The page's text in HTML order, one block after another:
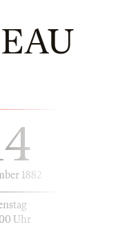
1882
Uhr